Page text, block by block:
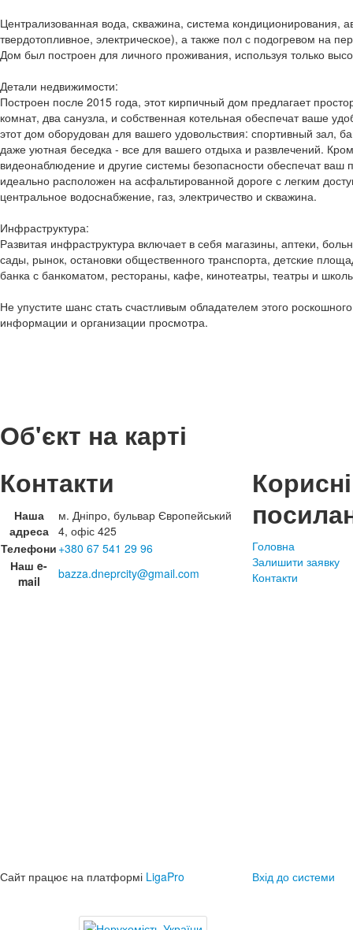
Централизованная вода, скважина, система кондиционирования,
твердотопливное, электрическое), а также пол с подогревом на
Дом был построен для личного проживания, используя только
Детали недвижимости:
Построен после 2015 года, этот кирпичный дом предлагает
комнат, два санузла, и собственная котельная обеспечат ваше
этот дом оборудован для вашего удовольствия: спортивный зал,
даже уютная беседка - все для вашего отдыха и развлечений.
видеонаблюдение и другие системы безопасности обеспечат ваш
идеально расположен на асфальтированной дороге с легким
центральное водоснабжение, газ, электричество и скважина.
Инфраструктура:
Развитая инфраструктура включает в себя магазины, аптеки,
сады, рынок, остановки общественного транспорта, детские
банка с банкоматом, рестораны, кафе, кинотеатры, театры и
Не упустите шанс стать счастливым обладателем этого
информации и организации просмотра.
Об'єкт на карті
Контакти
Наша
адреса
м. Дніпро, бульвар Європейський
4, офіс 425
Телефони +380 67 541 29 96
Наш e-
mail
bazza.dneprcity@gmail.com
Корисні
Головна
Залишити заявку
Контакти
Сайт працює на платформі LigaPro Вхід до системи